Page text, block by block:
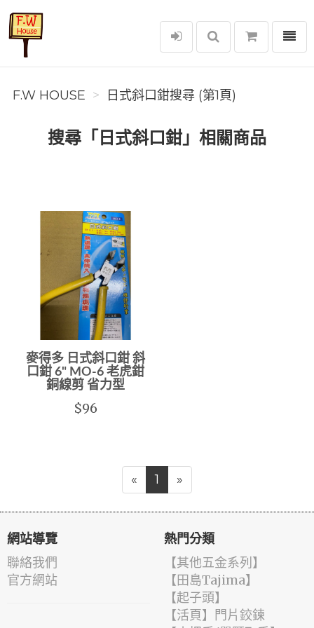
F.W House
選單
F.W HOUSE 日式斜口鉗搜尋 (第1頁)
搜尋「日式斜口鉗」相關商品
麥得多 日式斜口鉗 斜
口鉗 6" MO-6 老虎鉗
銅線剪 省力型
$96
« 1 »
網站導覽
聯絡我們
官方網站
熱門分類
【其他五金系列】
【田島Tajima】
【起子頭】
【活頁】門片鉸鍊